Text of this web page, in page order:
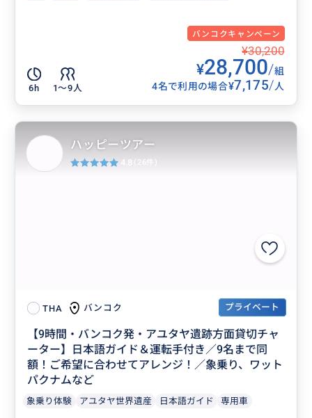
バンコクキャンペーン
6h 1〜9人
¥30,200
¥28,700/組
4名で利用の場合¥7,175/人
THA バンコク プライベート
【9時間・バンコク発・アユタヤ遺跡方面貸切チャ
ーター】日本語ガイド＆運転手付き／9名まで同
額！ご希望に合わせてアレンジ！／象乗り、ワット
パクナムなど
象乗り体験 アユタヤ世界遺産 日本語ガイド 専用車
ハッピーツアー
4.8 (26件)